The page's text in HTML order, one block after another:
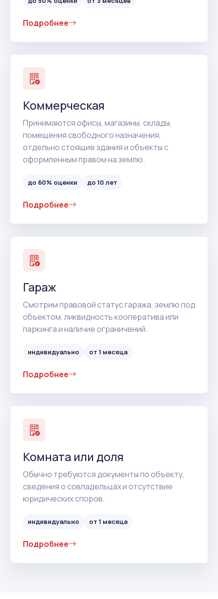
Подробнее
Коммерческая
Принимаются офисы, магазины, склады,
помещения свободного назначения,
отдельно стоящие здания и объекты с
оформленным правом на землю.
до 60% оценки до 10 лет
Подробнее
Гараж
Смотрим правовой статус гаража, землю под
объектом, ликвидность кооператива или
паркинга и наличие ограничений.
индивидуально от 1 месяца
Подробнее
Комната или доля
Обычно требуются документы по объекту,
сведения о совладельцах и отсутствие
юридических споров.
индивидуально от 1 месяца
Подробнее